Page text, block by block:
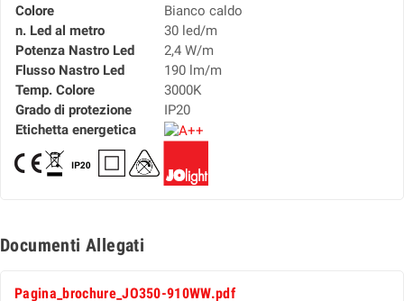
Colore
Bianco caldo
n. Led al metro
30 led/m
Potenza Nastro Led
2,4 W/m
Flusso Nastro Led
190 lm/m
Temp. Colore
3000K
Grado di protezione
IP20
Etichetta energetica
Documenti Allegati
Pagina_brochure_JO350-910WW.pdf